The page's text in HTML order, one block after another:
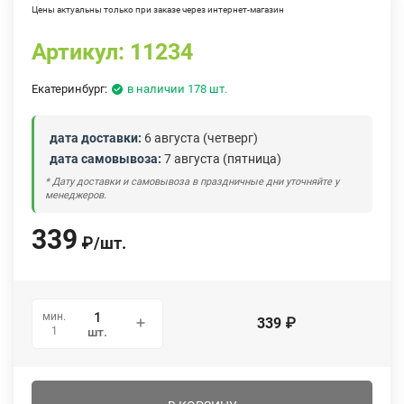
Цены актуальны только при заказе через интернет-магазин
Артикул: 11234
Екатеринбург: в наличии 178 шт.
дата доставки: 6 августа (четверг)
дата самовывоза: 7 августа (пятница)
* Дату доставки и самовывоза в праздничные дни уточняйте у
менеджеров.
339 ₽/шт.
мин.
1
шт. 339 ₽